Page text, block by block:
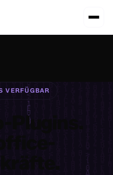
VERFÜGBAR
Plugins.